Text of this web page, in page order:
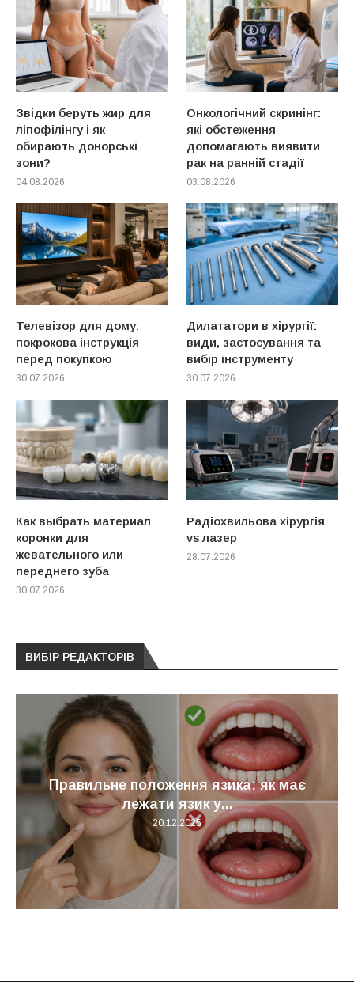
Звідки беруть жир для
ліпофілінгу і як
обирають донорські
зони?
04.08.2026
Онкологічний скринінг:
які обстеження
допомагають виявити
рак на ранній стадії
03.08.2026
Телевізор для дому:
покрокова інструкція
перед покупкою
30.07.2026
Дилататори в хірургії:
види, застосування та
вибір інструменту
30.07.2026
Как выбрать материал
коронки для
жевательного или
переднего зуба
30.07.2026
Радіохвильова хірургія
vs лазер
28.07.2026
ВИБІР РЕДАКТОРІВ
Правильне положення язика: як має
лежати язик у...
20.12.2025